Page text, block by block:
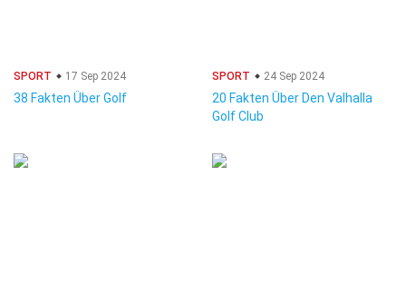
SPORT 17 Sep 2024
38 Fakten Über Golf
SPORT 24 Sep 2024
20 Fakten Über Den Valhalla
Golf Club